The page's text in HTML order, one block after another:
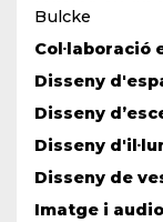
Bulcke
Col·laboració
Disseny
Disseny
Disseny
Disseny de
Imatge i